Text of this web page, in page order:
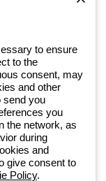
działając w
tworzymy
i
się więcej o GEWISS
to ensure
to the
consent, may
and other
send you
you
the network, as
during
and
give consent to
Policy.